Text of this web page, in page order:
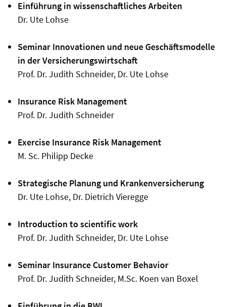
Einführung in wissenschaftliches Arbeiten
Dr. Ute Lohse
Seminar Innovationen und neue Geschäftsmodelle
in der Versicherungswirtschaft
Prof. Dr. Judith Schneider, Dr. Ute Lohse
Insurance Risk Management
Prof. Dr. Judith Schneider
Exercise Insurance Risk Management
M. Sc. Philipp Decke
Strategische Planung und Krankenversicherung
Dr. Ute Lohse, Dr. Dietrich Vieregge
Introduction to scientific work
Prof. Dr. Judith Schneider, Dr. Ute Lohse
Seminar Insurance Customer Behavior
Prof. Dr. Judith Schneider, M.Sc. Koen van Boxel